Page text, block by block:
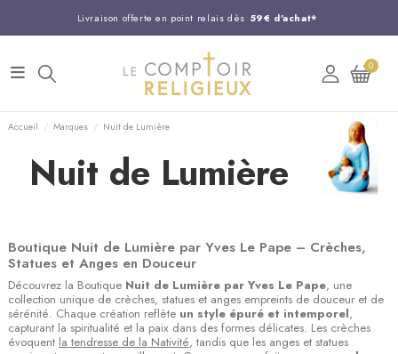
Livraison offerte en point relais dès 59€ d'achat*
Entreprise Française familiale
Support client disponible au 03 20 24 74 15
Commandez avant 14H,
0
Accueil Marques Nuit de Lumière
Nuit de Lumière
Boutique Nuit de Lumière par Yves Le Pape – Crèches,
Statues et Anges en Douceur
Découvrez la Boutique Nuit de Lumière par Yves Le Pape, une
collection unique de crèches, statues et anges empreints de douceur et de
sérénité. Chaque création reflète un style épuré et intemporel,
capturant la spiritualité et la paix dans des formes délicates. Les crèches
évoquent la tendresse de la Nativité, tandis que les anges et statues